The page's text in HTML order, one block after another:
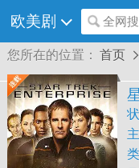
欧美剧 全网
您所在的位置： 首页 